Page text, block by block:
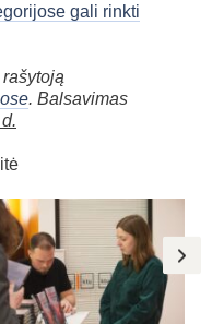
gali rinkti
e. Balsavimas